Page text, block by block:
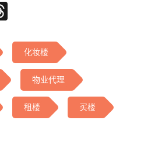
化妆楼
物业代理
租楼 买楼